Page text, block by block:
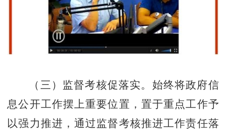
（三）监督考核促落实。 始终将政府信
息公开工作摆上重要位置，置于重点工作予
以强力推进，通过监督考核推进工作责任落